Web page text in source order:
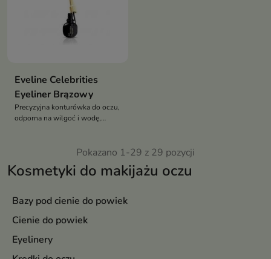
Kosmetyki do makijażu oczu
Bazy pod cienie do powiek
Cienie do powiek
Eyelinery
Eveline Celebrities
Eyeliner Brązowy
Precyzyjna konturówka do oczu,
odporna na wilgoć i wodę,
Pokazano 1-29 z 29 pozycji